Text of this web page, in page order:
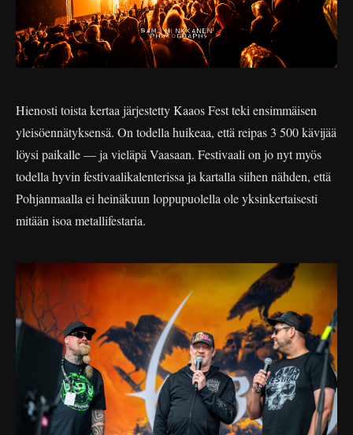
Hienosti toista kertaa järjestetty Kaaos Fest teki ensimmäisen
yleisöennätyksensä. On todella huikeaa, että reipas 3 500 kävijää
löysi paikalle — ja vieläpä Vaasaan. Festivaali on jo nyt myös
todella hyvin festivaalikalenterissa ja kartalla siihen nähden, että
Pohjanmaalla ei heinäkuun loppupuolella ole yksinkertaisesti
mitään isoa metallifestaria.